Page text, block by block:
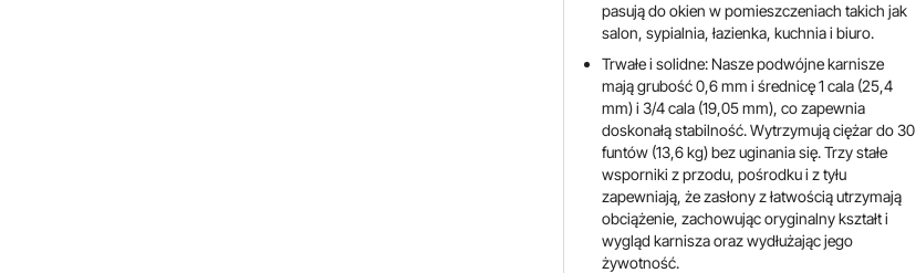
pasują do okien w pomieszczeniach takich jak
salon, sypialnia, łazienka, kuchnia i biuro.
Trwałe i solidne: Nasze podwójne karnisze
mają grubość 0,6 mm i średnicę 1 cala (25,4
mm) i 3/4 cala (19,05 mm), co zapewnia
doskonałą stabilność. Wytrzymują ciężar do 30
funtów (13,6 kg) bez uginania się. Trzy stałe
wsporniki z przodu, pośrodku i z tyłu
zapewniają, że zasłony z łatwością utrzymają
obciążenie, zachowując oryginalny kształt i
wygląd karnisza oraz wydłużając jego
żywotność.